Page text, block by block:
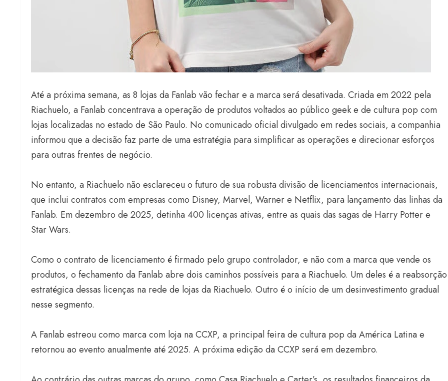
Até a próxima semana, as 8 lojas da Fanlab vão fechar e a marca será desativada. Criada em 2022 pela
Riachuelo, a Fanlab concentrava a operação de produtos voltados ao público geek e de cultura pop com
lojas localizadas no estado de São Paulo. No comunicado oficial divulgado em redes sociais, a companhia
informou que a decisão faz parte de uma estratégia para simplificar as operações e direcionar esforços
para outras frentes de negócio.
No entanto, a Riachuelo não esclareceu o futuro de sua robusta divisão de licenciamentos internacionais,
que inclui contratos com empresas como Disney, Marvel, Warner e Netflix, para lançamento das linhas da
Fanlab. Em dezembro de 2025, detinha 400 licenças ativas, entre as quais das sagas de Harry Potter e
Star Wars.
Como o contrato de licenciamento é firmado pelo grupo controlador, e não com a marca que vende os
produtos, o fechamento da Fanlab abre dois caminhos possíveis para a Riachuelo. Um deles é a reabsorção
estratégica dessas licenças na rede de lojas da Riachuelo. Outro é o início de um desinvestimento gradual
nesse segmento.
A Fanlab estreou como marca com loja na CCXP, a principal feira de cultura pop da América Latina e
retornou ao evento anualmente até 2025. A próxima edição da CCXP será em dezembro.
Estilo
Radiant Earth será a cor do